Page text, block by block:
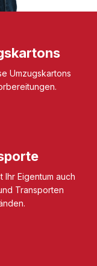
Umzugskartons
Ihr Eigentum auch
Transporten